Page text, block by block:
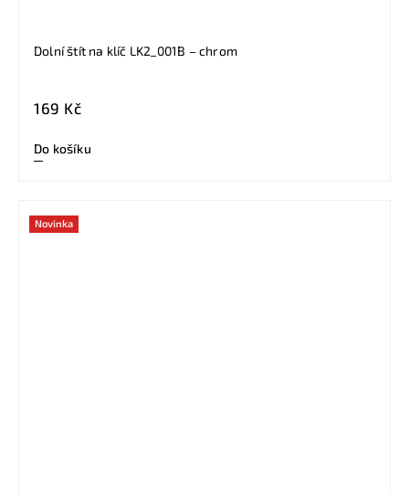
Dolní štít na klíč LK2_001B – chrom
169 Kč
Do košíku
Novinka